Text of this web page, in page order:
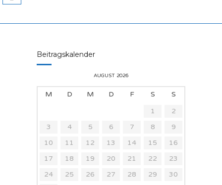
Beitragskalender
AUGUST 2026
M D M D F S
S
1
2
3
4 5 6 7 8
9
10
11 12 13 14 15
16
17
18 19 20 21 22
23
24
25 26 27 28 29 30